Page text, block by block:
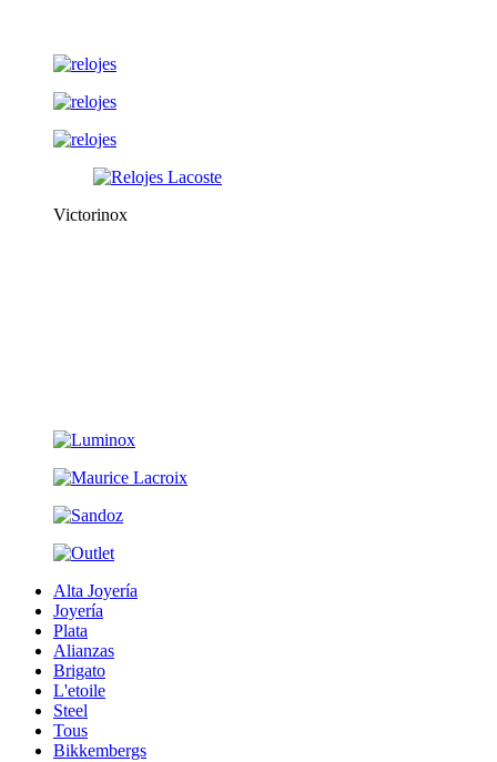
Victorinox
Alta Joyería
Joyería
Plata
Alianzas
Brigato
L'etoile
Steel
Tous
Bikkembergs